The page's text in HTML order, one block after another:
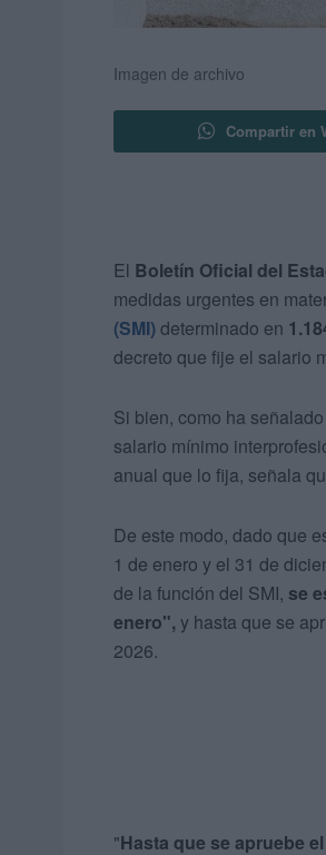
Imagen de archivo
Compartir en
El Boletín Oficial del
medidas urgentes en
(SMI)determinado en
decreto que fije el salario
Si bien, como ha
salario mínimo
anual que lo fija, señala
De este modo, dado que
1 de enero y el 31 de
de la función del SMI, se
enero", y hasta que se
2026.
"Hasta que se apruebe